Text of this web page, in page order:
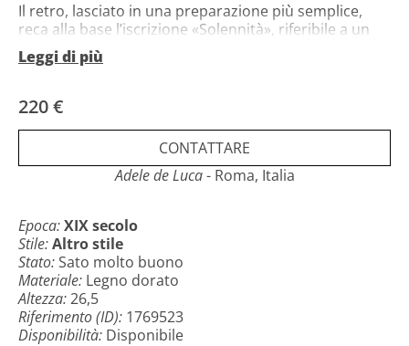
Il retro, lasciato in una preparazione più semplice,
reca alla base l’iscrizione «Solennità», riferibile a un
impiego cerimoniale liturgico.
coerenti e alcune ritocchi localizzati alla doratura.
Leggi di più
220 €
CONTATTARE
Adele de Luca- Roma, Italia
Epoca:XIX secolo
Stile:Altro stile
Stato:Sato molto buono
Materiale: Legno dorato
Altezza:26,5
Riferimento (ID): 1769523
Disponibilità: Disponibile